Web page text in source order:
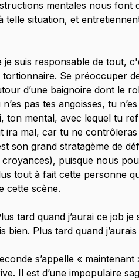
mentales nous font
situation, et
suis responsable de tout,
Se préoccuper
d’une baignoire dont le
pas tes angoisses, tu
ton mental, avec lequel tu
ira mal, car tu ne
son grand stratagème de
puisque nous
tout à fait cette personne
cette scène.
tard quand j’aurai ce job je
bien. Plus tard quand
s’appelle «
Il est d’une impopulaire